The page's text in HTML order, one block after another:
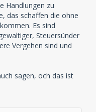
Handlungen zu
das schaffen die ohne
Es sind
Steuersünder
Vergehen sind und
sagen, och das ist